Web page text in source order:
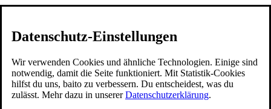
Datenschutz-Einstellungen
Wir verwenden Cookies und ähnliche Technologien. Einige sind
notwendig, damit die Seite funktioniert. Mit Statistik-Cookies
hilfst du uns, baito zu verbessern. Du entscheidest, was du
zulässt. Mehr dazu in unsererDatenschutzerklärung.